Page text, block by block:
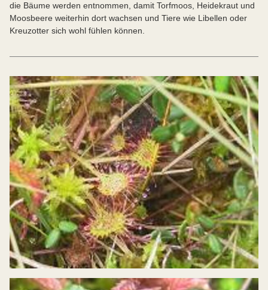
die Bäume werden entnommen, damit Torfmoos, Heidekraut und
Moosbeere weiterhin dort wachsen und Tiere wie Libellen oder
Kreuzotter sich wohl fühlen können.